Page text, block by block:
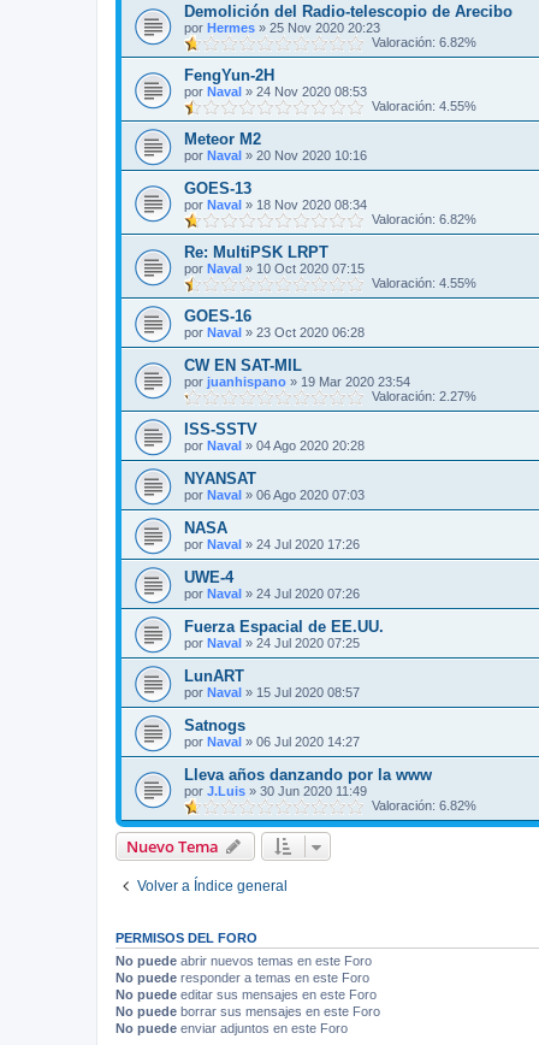
Demolición del Radio-telescopio de Arecibo
por Hermes » 25 Nov 2020 20:23
Valoración: 6.82%
FengYun-2H
por Naval » 24 Nov 2020 08:53
Valoración: 4.55%
Meteor M2
por Naval » 20 Nov 2020 10:16
GOES-13
por Naval » 18 Nov 2020 08:34
Valoración: 6.82%
Re: MultiPSK LRPT
por Naval » 10 Oct 2020 07:15
Valoración: 4.55%
GOES-16
por Naval » 23 Oct 2020 06:28
CW EN SAT-MIL
por juanhispano » 19 Mar 2020 23:54
Valoración: 2.27%
ISS-SSTV
por Naval » 04 Ago 2020 20:28
NYANSAT
por Naval » 06 Ago 2020 07:03
NASA
por Naval » 24 Jul 2020 17:26
UWE-4
por Naval » 24 Jul 2020 07:26
Fuerza Espacial de EE.UU.
por Naval » 24 Jul 2020 07:25
LunART
por Naval » 15 Jul 2020 08:57
Satnogs
por Naval » 06 Jul 2020 14:27
Lleva años danzando por la www
por J.Luis » 30 Jun 2020 11:49
Valoración: 6.82%
Nuevo Tema
Volver a Índice general
PERMISOS DEL FORO
No puede abrir nuevos temas en este Foro
No puede responder a temas en este Foro
No puede editar sus mensajes en este Foro
No puede borrar sus mensajes en este Foro
No puede enviar adjuntos en este Foro